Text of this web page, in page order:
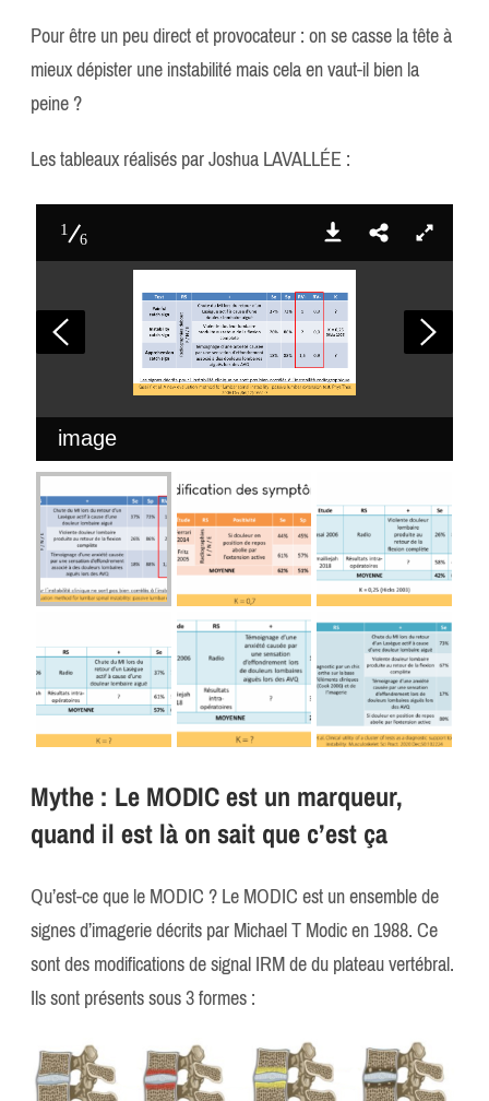
Pour être un peu direct et provocateur : on se casse la tête à
mieux dépister une instabilité mais cela en vaut-il bien la
peine ?
Les tableaux réalisés par Joshua LAVALLÉE :
1
6
image
Mythe : Le MODIC est un marqueur,
quand il est là on sait que c’est ça
Qu’est-ce que le MODIC ? Le MODIC est un ensemble de
signes d’imagerie décrits par Michael T Modic en 1988. Ce
sont des modifications de signal IRM de du plateau vertébral.
Ils sont présents sous 3 formes :